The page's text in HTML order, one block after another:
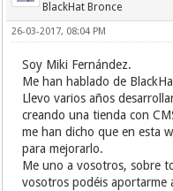
BlackHat Bronce
26-03-2017, 08:04 PM
Soy Miki Fernández.
Me han hablado de
Llevo varios años
creando una tienda con
me han dicho que en esta
para mejorarlo.
Me uno a vosotros, sobre
vosotros podéis aportarme